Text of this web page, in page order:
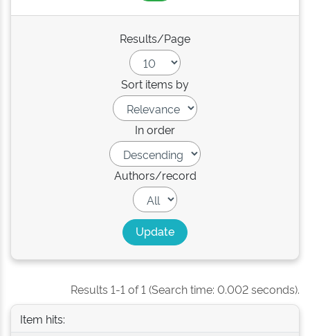
Results/Page
Sort items by
In order
Authors/record
Results 1-1 of 1 (Search time: 0.002 seconds).
Item hits: